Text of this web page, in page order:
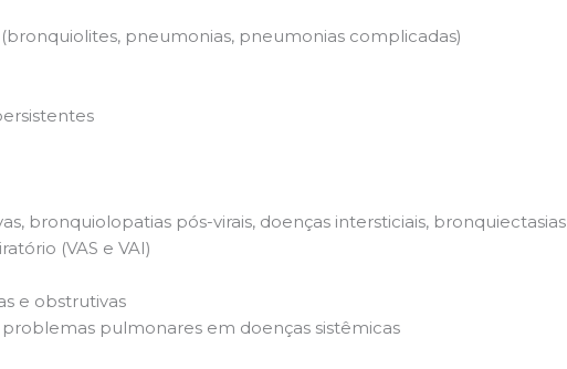
pneumonias, pneumonias complicadas)
bronquiolopatias pós-virais, doenças intersticiais, bronquiectasias
(VAS e VAI)
e obstrutivas
pulmonares em doenças sistêmicas